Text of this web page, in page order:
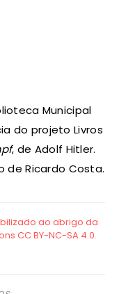
Municipal
do projeto Livros
, de Adolf Hitler.
de Ricardo Costa.